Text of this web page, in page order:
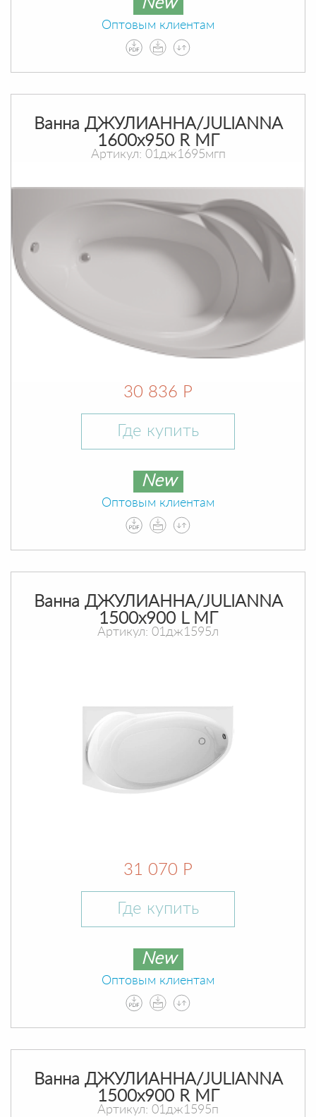
New
Оптовым клиентам
Ванна ДЖУЛИАННА/JULIANNA
1600х950 R МГ
Артикул: 01дж1695мгп
30 836 Р
Где купить
New
Оптовым клиентам
Ванна ДЖУЛИАННА/JULIANNA
1500х900 L МГ
Артикул: 01дж1595л
31 070 Р
Где купить
New
Оптовым клиентам
Ванна ДЖУЛИАННА/JULIANNA
1500х900 R МГ
Артикул: 01дж1595п